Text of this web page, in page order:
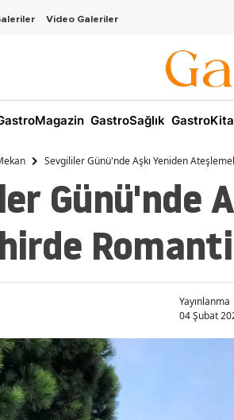
Video Galeriler
GastroSağlık
Sevgililer Günü'nde Aşkı Yeniden
Günü'nde
Yayınlanma
04 Şubat